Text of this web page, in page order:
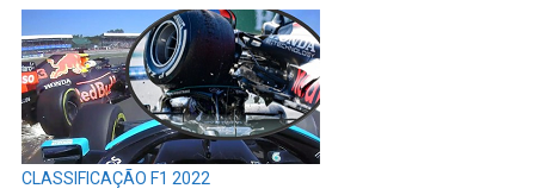
CLASSIFICAÇÃO F1 2022